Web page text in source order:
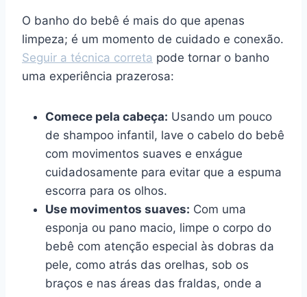
O banho do bebê é mais do que apenas
limpeza; é um momento de cuidado e conexão.
Seguir a técnica correta pode tornar o banho
uma experiência prazerosa:
Comece pela cabeça: Usando um pouco
de shampoo infantil, lave o cabelo do bebê
com movimentos suaves e enxágue
cuidadosamente para evitar que a espuma
escorra para os olhos.
Use movimentos suaves: Com uma
esponja ou pano macio, limpe o corpo do
bebê com atenção especial às dobras da
pele, como atrás das orelhas, sob os
braços e nas áreas das fraldas, onde a